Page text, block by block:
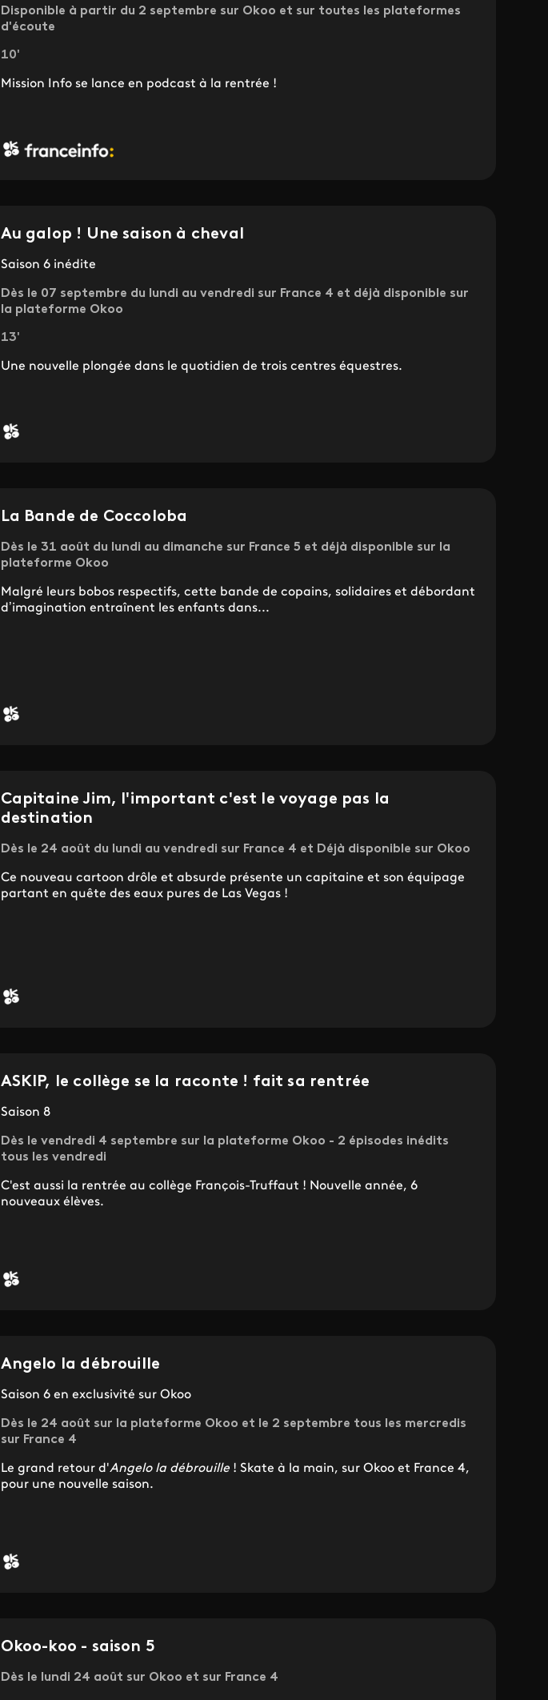
Disponible à partir du 2 septembre sur Okoo et sur toutes les plateformes
d'écoute
10'
Mission Info se lance en podcast à la rentrée !
Au galop ! Une saison à cheval
Saison 6 inédite
Dès le 07 septembre du lundi au vendredi sur France 4 et déjà disponible sur
la plateforme Okoo
13'
Une nouvelle plongée dans le quotidien de trois centres équestres.
La Bande de Coccoloba
Dès le 31 août du lundi au dimanche sur France 5 et déjà disponible sur la
plateforme Okoo
Malgré leurs bobos respectifs, cette bande de copains, solidaires et débordant
d’imagination entraînent les enfants dans...
Capitaine Jim, l'important c'est le voyage pas la
destination
Dès le 24 août du lundi au vendredi sur France 4 et Déjà disponible sur Okoo
Ce nouveau cartoon drôle et absurde présente un capitaine et son équipage
partant en quête des eaux pures de Las Vegas !
ASKIP, le collège se la raconte ! fait sa rentrée
Saison 8
Dès le vendredi 4 septembre sur la plateforme Okoo - 2 épisodes inédits
tous les vendredi
C'est aussi la rentrée au collège François-Truffaut ! Nouvelle année, 6
nouveaux élèves.
Angelo la débrouille
Saison 6 en exclusivité sur Okoo
Dès le 24 août sur la plateforme Okoo et le 2 septembre tous les mercredis
sur France 4
Le grand retour d'Angelo la débrouille! Skate à la main, sur Okoo et France 4,
pour une nouvelle saison.
Okoo-koo - saison 5
Dès le lundi 24 août sur Okoo et sur France 4